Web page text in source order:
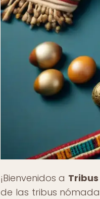
¡Bienvenidos a
de las tribus